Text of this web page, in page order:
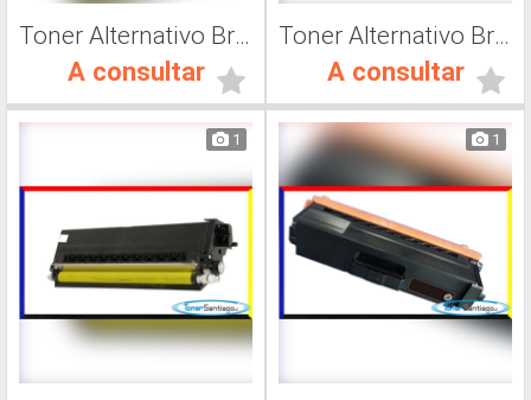
Toner Alternativo Brother TN 315K, Impresora Láser
A consultar
Toner Alternativo Brother TN 315M, Impresora Láser
A consultar
1 1